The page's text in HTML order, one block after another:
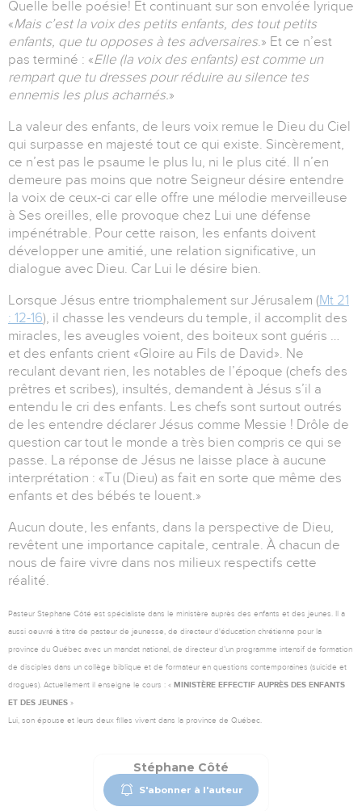
Quelle belle poésie! Et continuant sur son envolée lyrique
«Mais c’est la voix des petits enfants, des tout petits
enfants, que tu opposes à tes adversaires.» Et ce n’est
pas terminé : «Elle (la voix des enfants) est comme un
rempart que tu dresses pour réduire au silence tes
ennemis les plus acharnés.»
La valeur des enfants, de leurs voix remue le Dieu du Ciel
qui surpasse en majesté tout ce qui existe. Sincèrement,
ce n’est pas le psaume le plus lu, ni le plus cité. Il n’en
demeure pas moins que notre Seigneur désire entendre
la voix de ceux-ci car elle offre une mélodie merveilleuse
à Ses oreilles, elle provoque chez Lui une défense
impénétrable. Pour cette raison, les enfants doivent
développer une amitié, une relation significative, un
dialogue avec Dieu. Car Lui le désire bien.
Lorsque Jésus entre triomphalement sur Jérusalem (Mt 21
: 12-16), il chasse les vendeurs du temple, il accomplit des
miracles, les aveugles voient, des boiteux sont guéris …
et des enfants crient «Gloire au Fils de David». Ne
reculant devant rien, les notables de l’époque (chefs des
prêtres et scribes), insultés, demandent à Jésus s’il a
entendu le cri des enfants. Les chefs sont surtout outrés
de les entendre déclarer Jésus comme Messie ! Drôle de
question car tout le monde a très bien compris ce qui se
passe. La réponse de Jésus ne laisse place à aucune
interprétation : «Tu (Dieu) as fait en sorte que même des
enfants et des bébés te louent.»
Aucun doute, les enfants, dans la perspective de Dieu,
revêtent une importance capitale, centrale. À chacun de
nous de faire vivre dans nos milieux respectifs cette
réalité.
Pasteur Stephane Côté est spécialiste dans le ministère auprès des enfants et des jeunes. Il a
aussi oeuvré à titre de pasteur de jeunesse, de directeur d'éducation chrétienne pour la
province du Québec avec un mandat national, de directeur d’un programme intensif de formation
de disciples dans un collège biblique et de formateur en questions contemporaines (suicide et
drogues). Actuellement il enseigne le cours : « MINISTÈRE EFFECTIF AUPRÈS DES ENFANTS
ET DES JEUNES »
Lui, son épouse et leurs deux filles vivent dans la province de Québec.
Stéphane Côté
S'abonner à l'auteur